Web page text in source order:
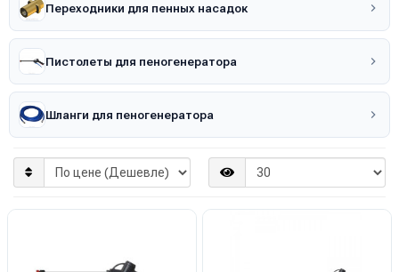
Переходники для пенных насадок
Пистолеты для пеногенератора
Шланги для пеногенератора